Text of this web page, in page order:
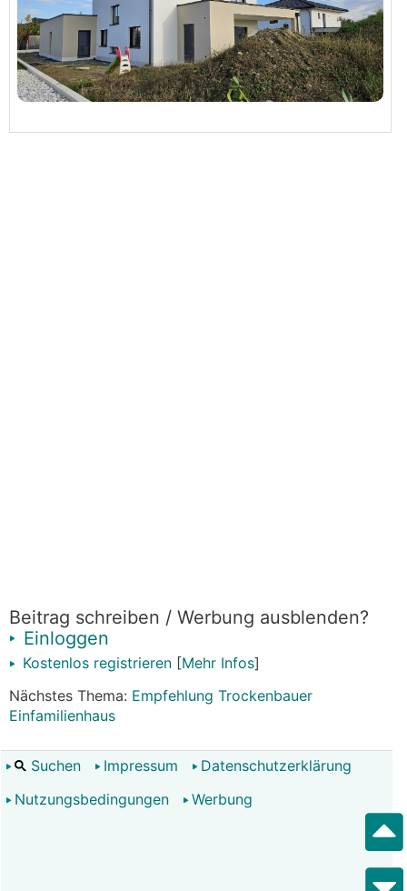
Beitrag schreiben / Werbung ausblenden?
Einloggen
Kostenlos registrieren [Mehr Infos]
Nächstes Thema: Empfehlung Trockenbauer
Einfamilienhaus
Suchen Impressum
Datenschutzerklärung
Nutzungsbedingungen
Werbung